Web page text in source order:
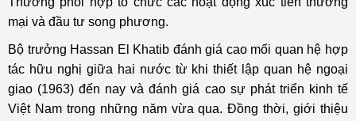
mại và đầu tư song phương.
Bộ trưởng Hassan El Khatib đánh giá cao mối quan hệ hợp
tác hữu nghị giữa hai nước từ khi thiết lập quan hệ ngoại
giao (1963) đến nay và đánh giá cao sự phát triển kinh tế
Việt Nam trong những năm vừa qua. Đồng thời, giới thiệu